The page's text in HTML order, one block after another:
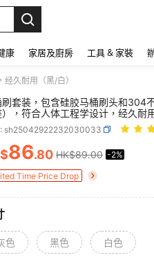
康 家居及廚房 工具 & 家裝
久耐用（黑/白）
刷套装，包含硅胶马桶刷头和304
），符合人体工程学设计，经久耐
sh25042922232030033
AND
86.80 HK$89.00 -2%
Time Price Drop
色 黑色 白色